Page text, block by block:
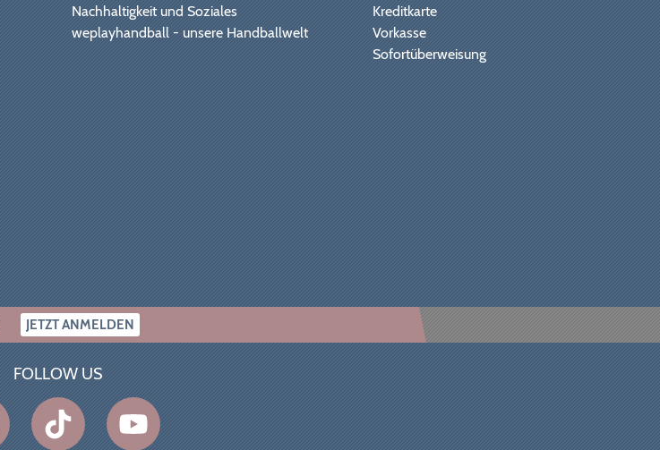
Nachhaltigkeit und Soziales
weplayhandball - unsere Handballwelt
Kreditkarte
Vorkasse
Sofortüberweisung
JETZT ANMELDEN
FOLLOW US